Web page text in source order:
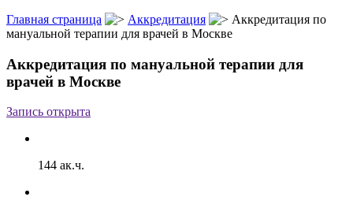
Главная страница
Аккредитация
Аккредитация по
мануальной терапии для врачей в Москве
Аккредитация по мануальной терапии для
врачей в Москве
Запись открыта
144 ак.ч.